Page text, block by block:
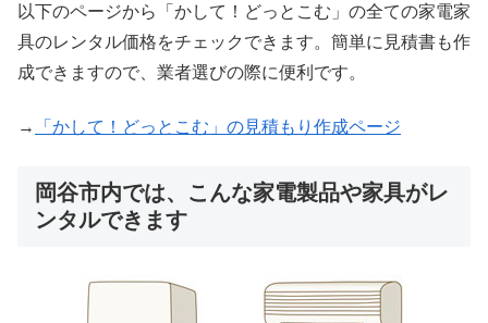
以下のページから「かして！どっとこむ」の全ての家電家
具のレンタル価格をチェックできます。簡単に見積書も作
成できますので、業者選びの際に便利です。
→ 「かして！どっとこむ」の見積もり作成ページ
岡谷市内では、こんな家電製品や家具がレ
ンタルできます